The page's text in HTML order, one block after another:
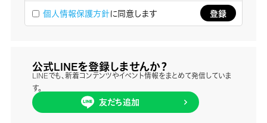
個人情報保護方針に同意します
公式LINEを登録しませんか？
LINEでも、新着コンテンツやイベント情報をまとめて発信していま
す。
友だち追加